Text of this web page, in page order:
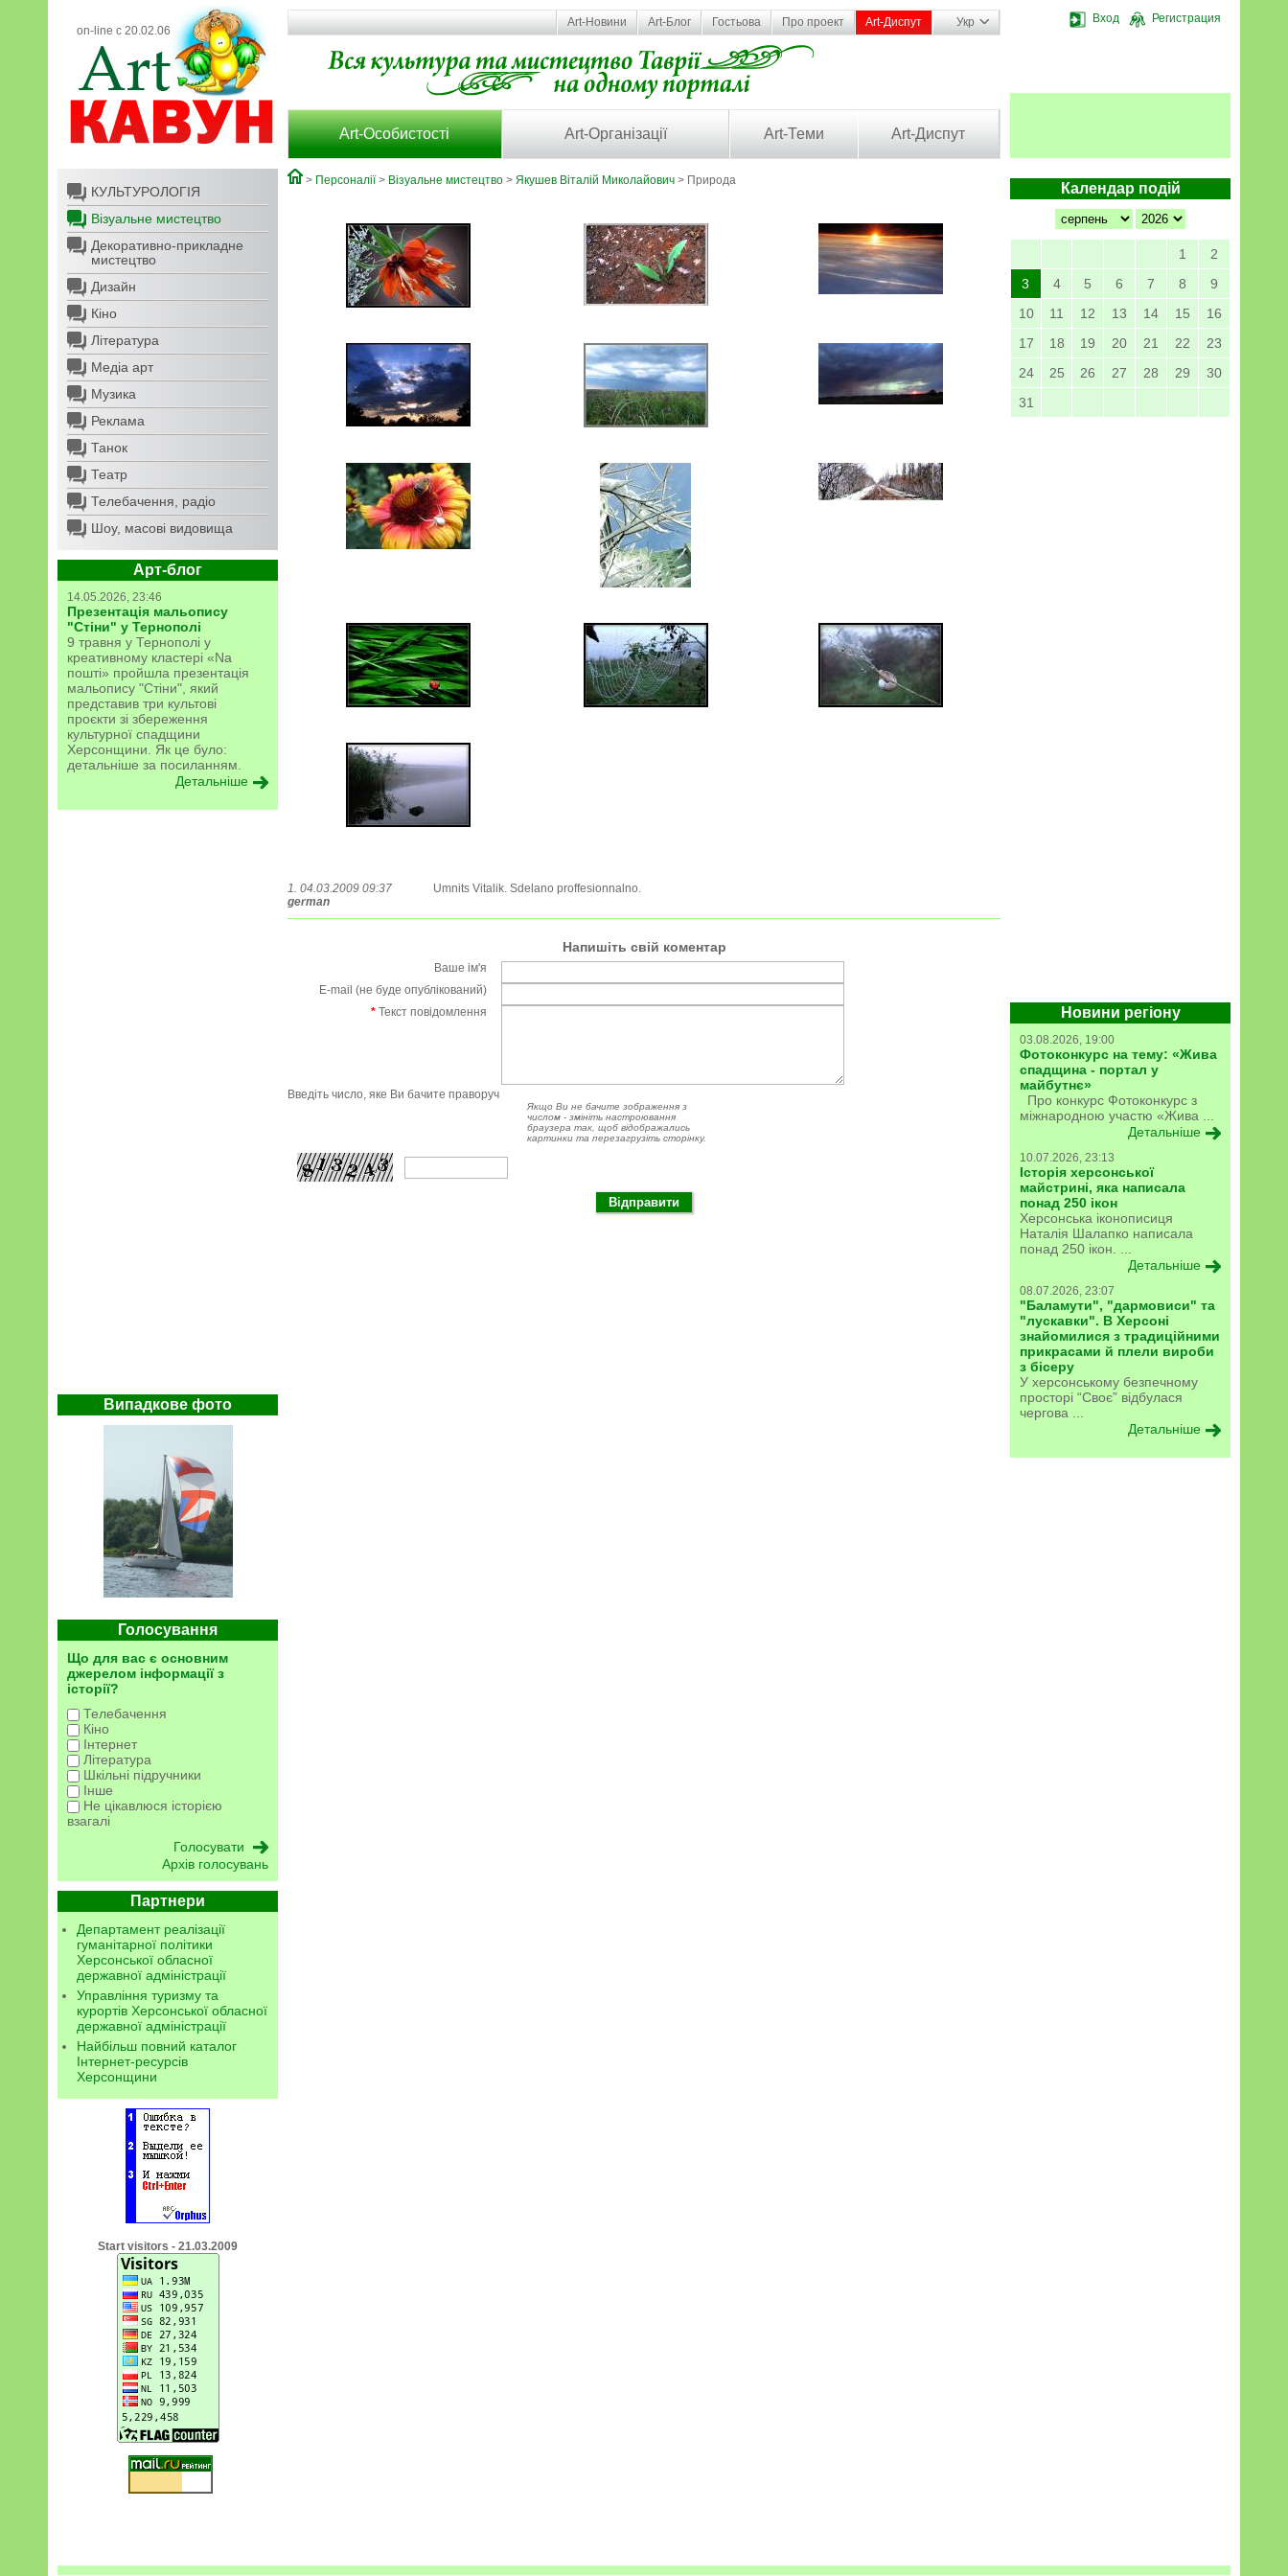
on-line с 20.02.06
Вход Регистрация
Art-Новини Art-Блог Гостьова Про проект Art-Диспут Укр
Art-Особистості Art-Організації Art-Теми Art-Диспут
КУЛЬТУРОЛОГІЯ
Візуальне мистецтво
Декоративно-прикладне
мистецтво
Дизайн
Кіно
Література
Медіа арт
Музика
Реклама
Танок
Театр
Телебачення, радіо
Шоу, масові видовища
Арт-блог
14.05.2026, 23:46
Презентація мальопису
"Стіни" у Тернополі
9 травня у Тернополі у
креативному кластері «Na
пошті» пройшла презентація
мальопису "Стіни", який
представив три культові
проєкти зі збереження
культурної спадщини
Херсонщини. Як це було:
детальніше за посиланням.
Детальніше
Випадкове фото
Голосування
Що для вас є основним
джерелом інформації з
історії?
Телебачення
Кіно
Інтернет
Література
Шкільні підручники
Інше
Не цікавлюся історією
взагалі
Архів голосувань
Партнери
Департамент реалізації
гуманітарної політики
Херсонської обласної
державної адміністрації
Управління туризму та
курортів Херсонської обласної
державної адміністрації
Найбільш повний каталог
Інтернет-ресурсів
Херсонщини
Start visitors - 21.03.2009
Календар подій
1
2
3
4 5 6 7 8
9
10
11 12 13 14 15
16
17
18 19 20 21 22
23
24
25 26 27 28 29
30
31
Новини регіону
03.08.2026, 19:00
Фотоконкурс на тему: «Жива
спадщина - портал у
майбутнє»
Про конкурс Фотоконкурс з
міжнародною участю «Жива ...
Детальніше
10.07.2026, 23:13
Історія херсонської
майстрині, яка написала
понад 250 ікон
Херсонська іконописиця
Наталія Шалапко написала
понад 250 ікон. ...
Детальніше
08.07.2026, 23:07
"Баламути", "дармовиси" та
"лускавки". В Херсоні
знайомилися з традиційними
прикрасами й плели вироби
з бісеру
У херсонському безпечному
просторі “Своє” відбулася
чергова ...
Детальніше
> Персоналії> Візуальне мистецтво > Якушев Віталій Миколайович > Природа
1. 04.03.2009 09:37
german
Umnits Vitalik. Sdelano proffesionnalno.
Напишіть свій коментар
Ваше ім'я
E-mail (не буде опублікований)
* Текст повідомлення
Введіть число, яке Ви бачите праворуч
Якщо Ви не бачите зображення з
числом - змініть настроювання
браузера так, щоб відображались
картинки та перезагрузіть сторінку.